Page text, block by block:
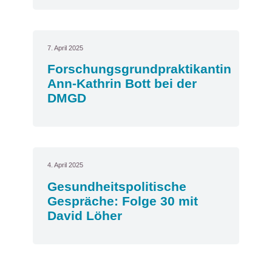
7. April 2025
Forschungsgrundpraktikantin
Ann-Kathrin Bott bei der
DMGD
4. April 2025
Gesundheitspolitische
Gespräche: Folge 30 mit
David Löher